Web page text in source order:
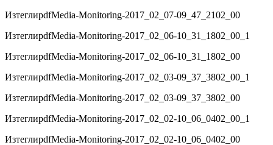
ИзтеглиpdfMedia-Monitoring-2017_02_07-09_47_2102_00
ИзтеглиpdfMedia-Monitoring-2017_02_06-10_31_1802_00_1
ИзтеглиpdfMedia-Monitoring-2017_02_06-10_31_1802_00
ИзтеглиpdfMedia-Monitoring-2017_02_03-09_37_3802_00_1
ИзтеглиpdfMedia-Monitoring-2017_02_03-09_37_3802_00
ИзтеглиpdfMedia-Monitoring-2017_02_02-10_06_0402_00_1
ИзтеглиpdfMedia-Monitoring-2017_02_02-10_06_0402_00